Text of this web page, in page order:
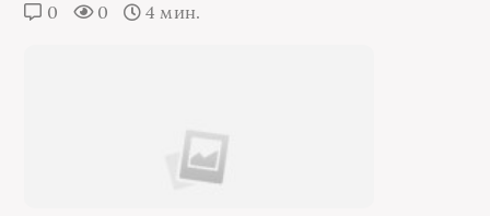
0 0 4 мин.